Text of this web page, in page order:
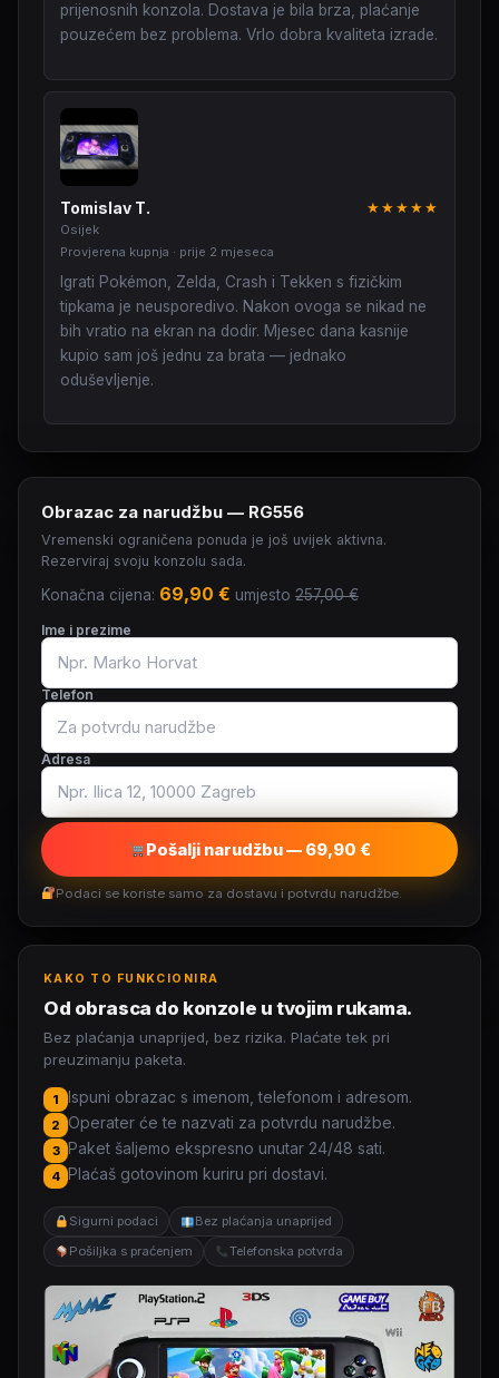
prijenosnih konzola. Dostava je bila brza, plaćanje
pouzećem bez problema. Vrlo dobra kvaliteta izrade.
Tomislav T.
Osijek
★★★★★
Provjerena kupnja · prije 2 mjeseca
Igrati Pokémon, Zelda, Crash i Tekken s fizičkim
tipkama je neusporedivo. Nakon ovoga se nikad ne
bih vratio na ekran na dodir. Mjesec dana kasnije
kupio sam još jednu za brata — jednako
oduševljenje.
Obrazac za narudžbu — RG556
Vremenski ograničena ponuda je još uvijek aktivna.
Rezerviraj svoju konzolu sada.
Konačna cijena: 69,90 € umjesto 257,00 €
Ime i prezime
Telefon
Adresa
Pošalji narudžbu — 69,90 €
Podaci se koriste samo za dostavu i potvrdu narudžbe.
KAKO TO FUNKCIONIRA
Od obrasca do konzole u tvojim rukama.
Bez plaćanja unaprijed, bez rizika. Plaćate tek pri
preuzimanju paketa.
1 Ispuni obrazac s imenom, telefonom i adresom.
2 Operater će te nazvati za potvrdu narudžbe.
3 Paket šaljemo ekspresno unutar 24/48 sati.
4 Plaćaš gotovinom kuriru pri dostavi.
Sigurni podaci
Bez plaćanja unaprijed
Pošiljka s praćenjem
Telefonska potvrda